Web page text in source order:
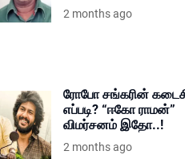
2 months ago
ரோபோ சங்கரின்
எப்படி? “ஈகோ ராமன்”
விமர்சனம் இதோ..!
2 months ago